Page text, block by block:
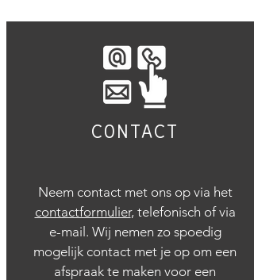
CONTACT
Neem contact met ons op via het
contactformulier, telefonisch ofvia
e-mail. Wij nemen zo spoedig
mogelijk contact met je op om een
afspraak te maken voor een